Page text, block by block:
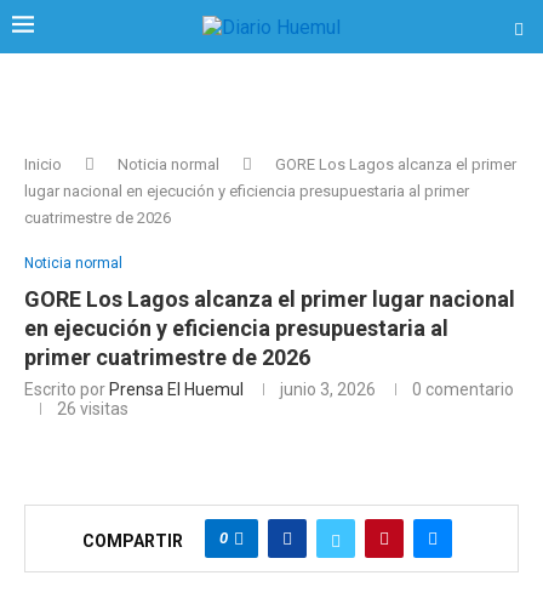
Inicio Noticia normal
GORE Los Lagos alcanza el primer
lugar nacional en ejecución y eficiencia presupuestaria al primer
cuatrimestre de 2026
Noticia normal
GORE Los Lagos alcanza el primer lugar nacional
en ejecución y eficiencia presupuestaria al
primer cuatrimestre de 2026
Escrito por Prensa El Huemul junio 3, 2026
0 comentario
26 visitas
COMPARTIR 0